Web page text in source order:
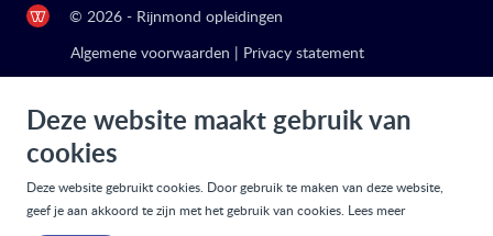
© 2026 - Rijnmond opleidingen
Algemene voorwaarden | Privacy statement
Deze website maakt gebruik van
cookies
Deze website gebruikt cookies. Door gebruik te maken van deze website,
geef je aan akkoord te zijn met het gebruik van cookies. Lees meer